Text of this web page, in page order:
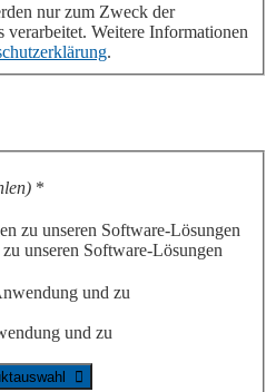
nur zum Zweck der
Weitere Informationen
.
*
unseren Software-Lösungen
und zu